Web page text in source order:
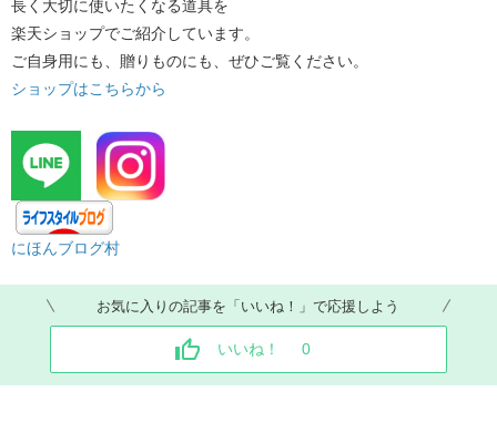
長く大切に使いたくなる道具を
楽天ショップでご紹介しています。
ご自身用にも、贈りものにも、ぜひご覧ください。
ショップはこちらから
にほんブログ村
お気に入りの記事を「いいね！」で応援しよう
いいね！ 0